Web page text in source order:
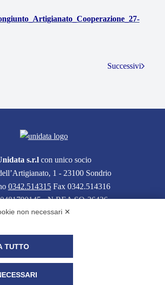
Successivi
s.r.lcon unico socio
1 - 23100 Sondrio
0342.514315Fax 0342.514316
- N.REA SO-36426
unidata.sondrio@legalmail.it
non necessari ✕
TUTTO